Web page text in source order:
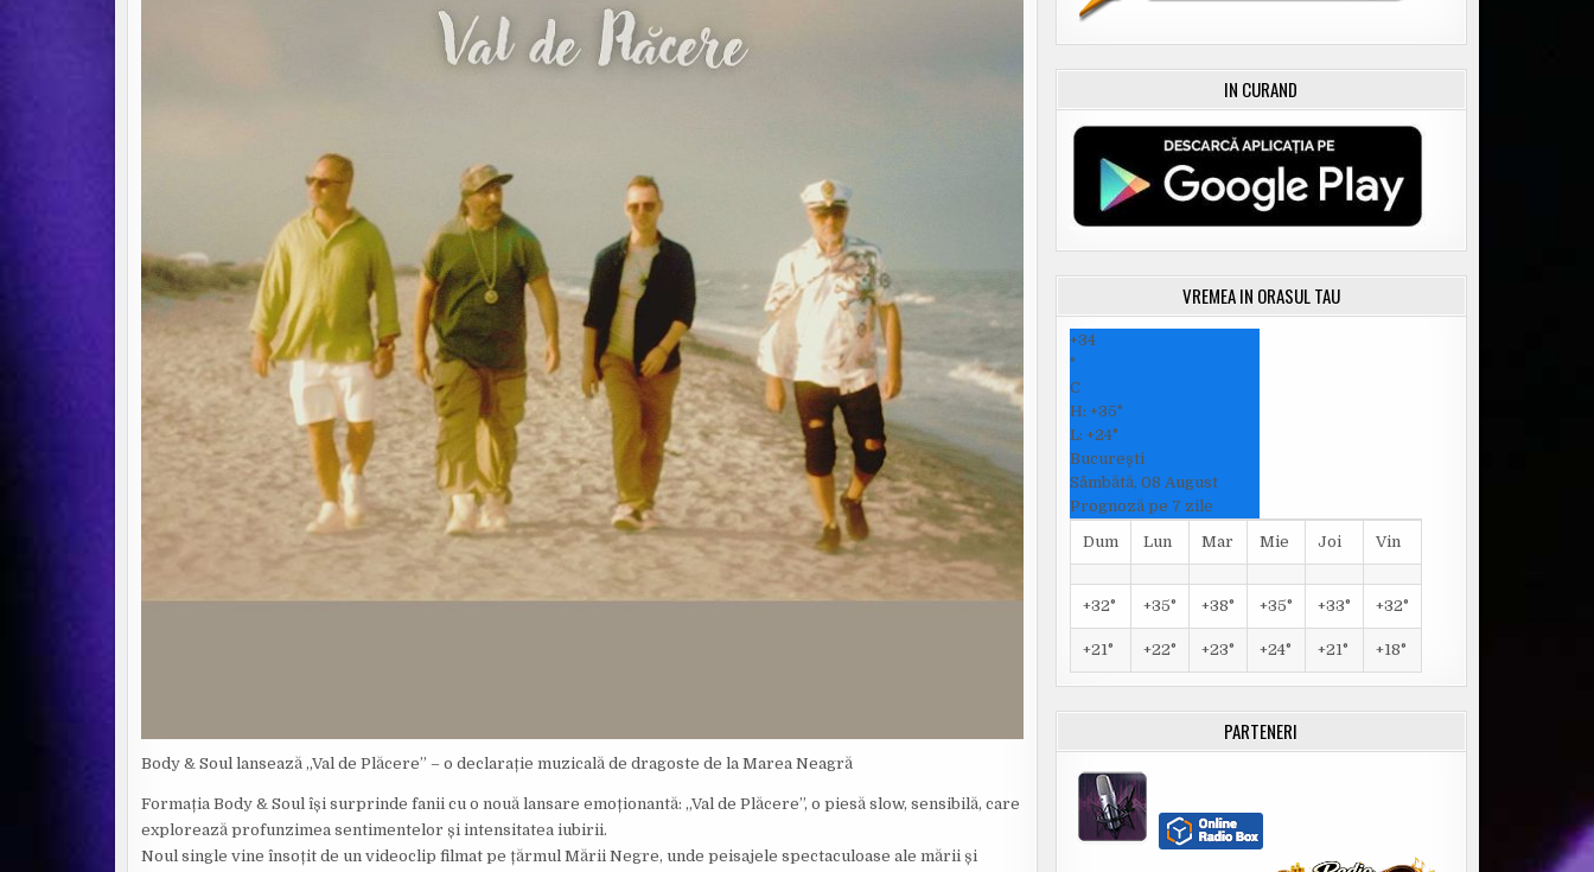
Body & Soul lansează „Val de Plăcere” – o declarație muzicală de dragoste de la Marea Neagră
Formația Body & Soul își surprinde fanii cu o nouă lansare emoționantă: „Val de Plăcere”, o piesă slow, sensibilă, care
explorează profunzimea sentimentelor și intensitatea iubirii.
Noul single vine însoțit de un videoclip filmat pe țărmul Mării Negre, unde peisajele spectaculoase ale mării și
IN CURAND
VREMEA IN ORASUL TAU
+34
°
C
H: +35°
L: +24°
Bucureşti
Sâmbătă, 08 August
Prognoză pe 7 zile
Dum
Lun Mar Mie Joi Vin
+32° +35° +38° +35° +33° +32°
+21° +22° +23° +24° +21° +18°
PARTENERI